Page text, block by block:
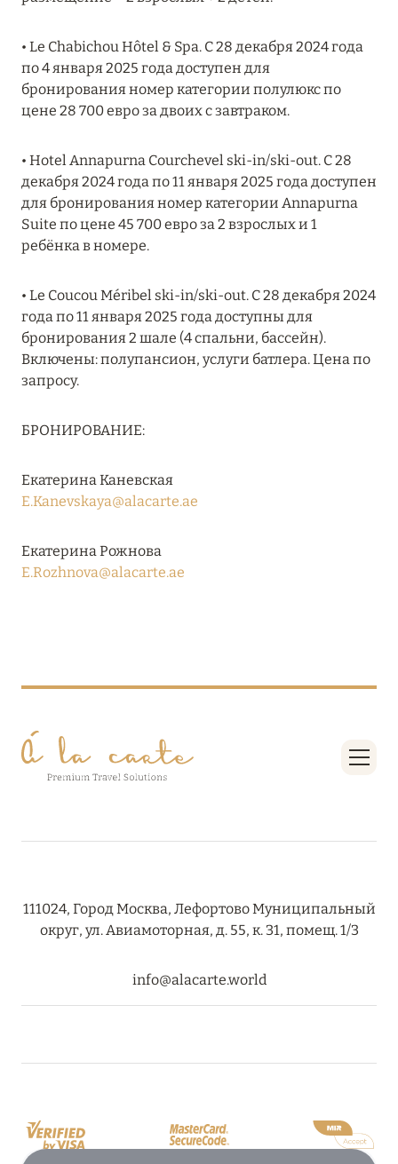
LA CARTE PREMIUM ПО ОТЕЛЮ WALDORF
Подробнее
MANDARIN ORIENTAL JUMEIRA — SUITE
NOVEMBER
Подробнее
ЗАБРОНИРУЙТЕ FOUR SEASONS RESORT
DUBAI AT JUMEIRAH BEACH ПО ЛУЧШИМ
ЦЕНАМ
Подробнее
ATLANTIS THE PALM: НОВЫЙ ПАКЕТ
НАПИТКОВ ДЛЯ HB И FB
Подробнее
11 декабря 2024
27 сентября 2024
• Le Chabichou Hôtel & Spa. С 28 декабря 2024 года
по 4 января 2025 года доступен для
бронирования номер категории полулюкс по
цене 28 700 евро за двоих с завтраком.
• Hotel Annapurna Courchevel ski-in/ski-out. С 28
декабря 2024 года по 11 января 2025 года доступен
для бронирования номер категории Annapurna
Suite по цене 45 700 евро за 2 взрослых и 1
ребёнка в номере.
• Le Coucou Méribel ski-in/ski-out. С 28 декабря 2024
года по 11 января 2025 года доступны для
бронирования 2 шале (4 спальни, бассейн).
Включены: полупансион, услуги батлера. Цена по
запросу.
БРОНИРОВАНИЕ:
Екатерина Каневская
E.Kanevskaya@alacarte.ae
Екатерина Рожнова
E.Rozhnova@alacarte.ae
111024, Город Москва, Лефортово Муниципальный
округ, ул. Авиамоторная, д. 55, к. 31, помещ. 1/3
info@alacarte.world